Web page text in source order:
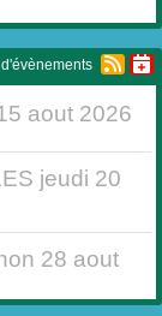
aout 2026
jeudi 20
28 aout